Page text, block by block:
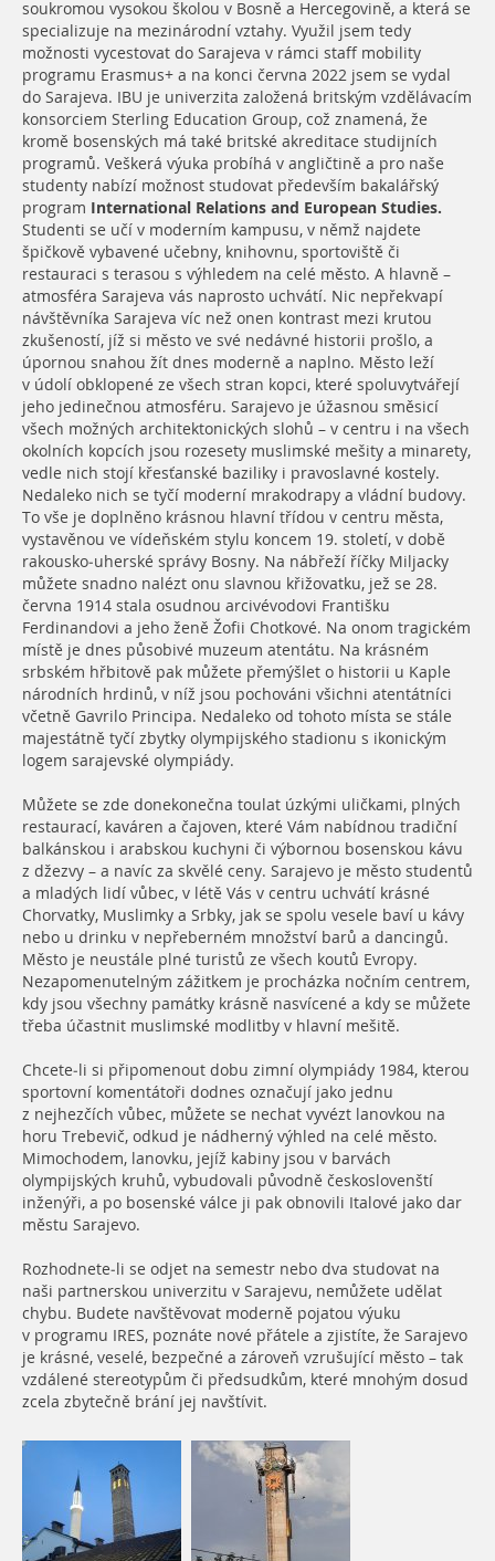
soukromou vysokou školou v Bosně a Hercegovině, a která se
specializuje na mezinárodní vztahy. Využil jsem tedy
možnosti vycestovat do Sarajeva v rámci staff mobility
programu Erasmus+ a na konci června 2022 jsem se vydal
do Sarajeva. IBU je univerzita založená britským vzdělávacím
konsorciem Sterling Education Group, což znamená, že
kromě bosenských má také britské akreditace studijních
programů. Veškerá výuka probíhá v angličtině a pro naše
studenty nabízí možnost studovat především bakalářský
program International Relations and European Studies.
Studenti se učí v moderním kampusu, v němž najdete
špičkově vybavené učebny, knihovnu, sportoviště či
restauraci s terasou s výhledem na celé město. A hlavně –
atmosféra Sarajeva vás naprosto uchvátí. Nic nepřekvapí
návštěvníka Sarajeva víc než onen kontrast mezi krutou
zkušeností, jíž si město ve své nedávné historii prošlo, a
úpornou snahou žít dnes moderně a naplno. Město leží
v údolí obklopené ze všech stran kopci, které spoluvytvářejí
jeho jedinečnou atmosféru. Sarajevo je úžasnou směsicí
všech možných architektonických slohů – v centru i na všech
okolních kopcích jsou rozesety muslimské mešity a minarety,
vedle nich stojí křesťanské baziliky i pravoslavné kostely.
Nedaleko nich se tyčí moderní mrakodrapy a vládní budovy.
To vše je doplněno krásnou hlavní třídou v centru města,
vystavěnou ve vídeňském stylu koncem 19. století, v době
rakousko-uherské správy Bosny. Na nábřeží říčky Miljacky
můžete snadno nalézt onu slavnou křižovatku, jež se 28.
června 1914 stala osudnou arcivévodovi Františku
Ferdinandovi a jeho ženě Žofii Chotkové. Na onom tragickém
místě je dnes působivé muzeum atentátu. Na krásném
srbském hřbitově pak můžete přemýšlet o historii u Kaple
národních hrdinů, v níž jsou pochováni všichni atentátníci
včetně Gavrilo Principa. Nedaleko od tohoto místa se stále
majestátně tyčí zbytky olympijského stadionu s ikonickým
logem sarajevské olympiády.
Můžete se zde donekonečna toulat úzkými uličkami, plných
restaurací, kaváren a čajoven, které Vám nabídnou tradiční
balkánskou i arabskou kuchyni či výbornou bosenskou kávu
z džezvy – a navíc za skvělé ceny. Sarajevo je město studentů
a mladých lidí vůbec, v létě Vás v centru uchvátí krásné
Chorvatky, Muslimky a Srbky, jak se spolu vesele baví u kávy
nebo u drinku v nepřeberném množství barů a dancingů.
Město je neustále plné turistů ze všech koutů Evropy.
Nezapomenutelným zážitkem je procházka nočním centrem,
kdy jsou všechny památky krásně nasvícené a kdy se můžete
třeba účastnit muslimské modlitby v hlavní mešitě.
Chcete-li si připomenout dobu zimní olympiády 1984, kterou
sportovní komentátoři dodnes označují jako jednu
z nejhezčích vůbec, můžete se nechat vyvézt lanovkou na
horu Trebevič, odkud je nádherný výhled na celé město.
Mimochodem, lanovku, jejíž kabiny jsou v barvách
olympijských kruhů, vybudovali původně českoslovenští
inženýři, a po bosenské válce ji pak obnovili Italové jako dar
městu Sarajevo.
Rozhodnete-li se odjet na semestr nebo dva studovat na
naši partnerskou univerzitu v Sarajevu, nemůžete udělat
chybu. Budete navštěvovat moderně pojatou výuku
v programu IRES, poznáte nové přátele a zjistíte, že Sarajevo
je krásné, veselé, bezpečné a zároveň vzrušující město – tak
vzdálené stereotypům či předsudkům, které mnohým dosud
zcela zbytečně brání jej navštívit.